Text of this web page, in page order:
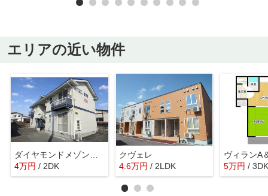
エリアの近い物件
ダイヤモンドメゾン南町
4万円 / 2DK
クヴェレ
4.6万円 / 2LDK
ヴィランA
5万円 / 3DK